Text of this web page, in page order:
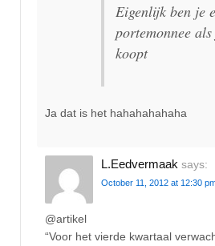
Eigenlijk ben je
portemonnee
koopt
Ja dat is het hahahahahaha
L.Eedvermaak says:
October 11, 2012 at 12:30
@artikel
“Voor het vierde kwartaal